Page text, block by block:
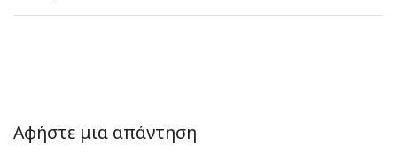
Αφήστε μια απάντηση